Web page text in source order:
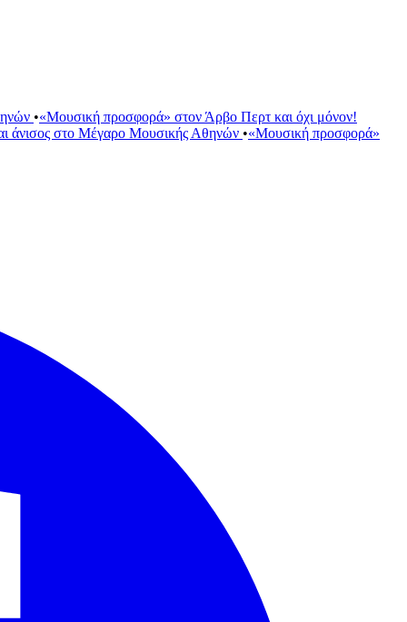
•«Μουσική προσφορά» στον Άρβο Περτ και όχι μόνον!
άνισος στο Μέγαρο Μουσικής Αθηνών •«Μουσική προσφορά»